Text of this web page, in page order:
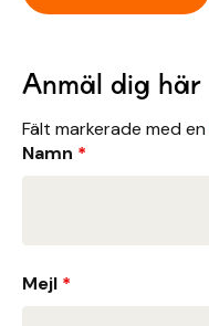
Anmäl dig här
Fält markerade med en
Namn *
Mejl *